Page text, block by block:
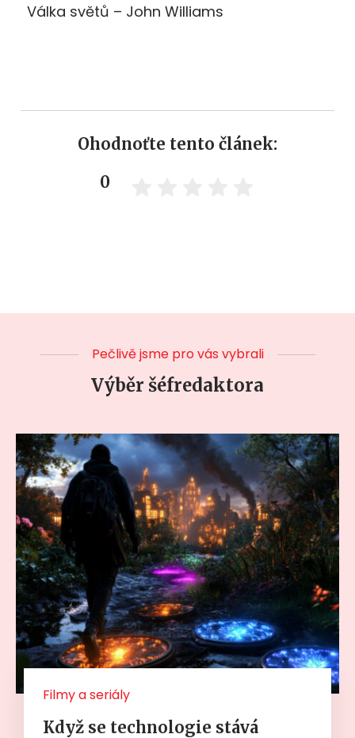
Válka světů – John Williams
Ohodnoťte tento článek:
0
Pečlivě jsme pro vás vybrali
Výběr šéfredaktora
Filmy a seriály
Když se technologie stává